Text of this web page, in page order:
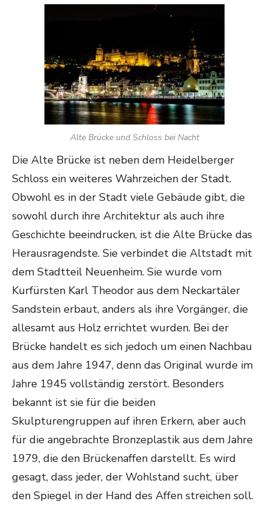
Alte Brücke und Schloss bei Nacht
Die Alte Brücke ist neben dem Heidelberger
Schloss ein weiteres Wahrzeichen der Stadt.
Obwohl es in der Stadt viele Gebäude gibt, die
sowohl durch ihre Architektur als auch ihre
Geschichte beeindrucken, ist die Alte Brücke das
Herausragendste. Sie verbindet die Altstadt mit
dem Stadtteil Neuenheim. Sie wurde vom
Kurfürsten Karl Theodor aus dem Neckartäler
Sandstein erbaut, anders als ihre Vorgänger, die
allesamt aus Holz errichtet wurden. Bei der
Brücke handelt es sich jedoch um einen Nachbau
aus dem Jahre 1947, denn das Original wurde im
Jahre 1945 vollständig zerstört. Besonders
bekannt ist sie für die beiden
Skulpturengruppen auf ihren Erkern, aber auch
für die angebrachte Bronzeplastik aus dem Jahre
1979, die den Brückenaffen darstellt. Es wird
gesagt, dass jeder, der Wohlstand sucht, über
den Spiegel in der Hand des Affen streichen soll.